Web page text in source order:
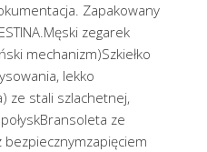
Zapakowany
zegarek
mechanizm)Szkiełko
lekko
ze stali szlachetnej,
ze